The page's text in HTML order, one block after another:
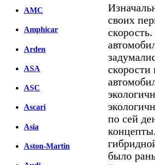
AMC
Amphicar
Arden
ASA
ASC
Ascari
Asia
Aston-Martin
своих
скорости
по сей
было